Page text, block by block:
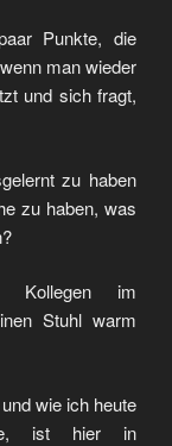
Punkte, die
man wieder
und sich fragt,
zu haben
zu haben, was
Kollegen im
Stuhl warm
wie ich heute
ist hier in